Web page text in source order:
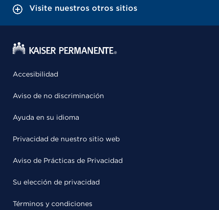
Visite nuestros otros sitios
Accesibilidad
Aviso de no discriminación
Ayuda en su idioma
Privacidad de nuestro sitio web
Aviso de Prácticas de Privacidad
Su elección de privacidad
Términos y condiciones